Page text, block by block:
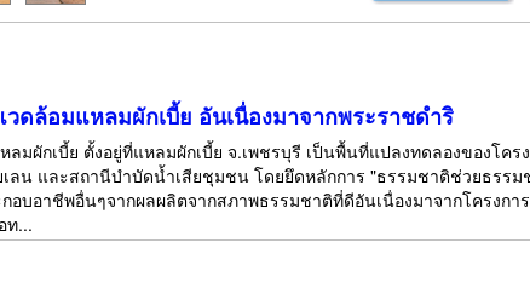
ดล้อมแหลมผักเบี้ย อันเนื่องมาจากพระราชดำริ
มผักเบี้ย ตั้งอยู่ที่แหลมผักเบี้ย จ.เพชรบุรี เป็นพื้นที่แปลงทดลองของโคร
น และสถานีบำบัดน้ำเสียชุมชน โดยยึดหลักการ "ธรรมชาติช่วยธรรม
บอาชีพอื่นๆจากผลผลิตจากสภาพธรรมชาติที่ดีอันเนื่องมาจากโครงกา
ท...